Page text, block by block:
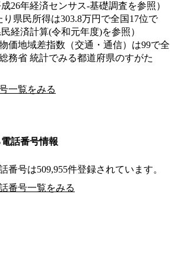
26年経済センサス‐基礎調査を参照）
県民所得は303.8万円で全国17位で
経済計算(令和元年度)を参照）
価地域差指数（交通・通信）は99で全
務省 統計でみる都道府県のすがた
一覧をみる
話番号情報
番号は509,955件登録されています。
番号一覧をみる